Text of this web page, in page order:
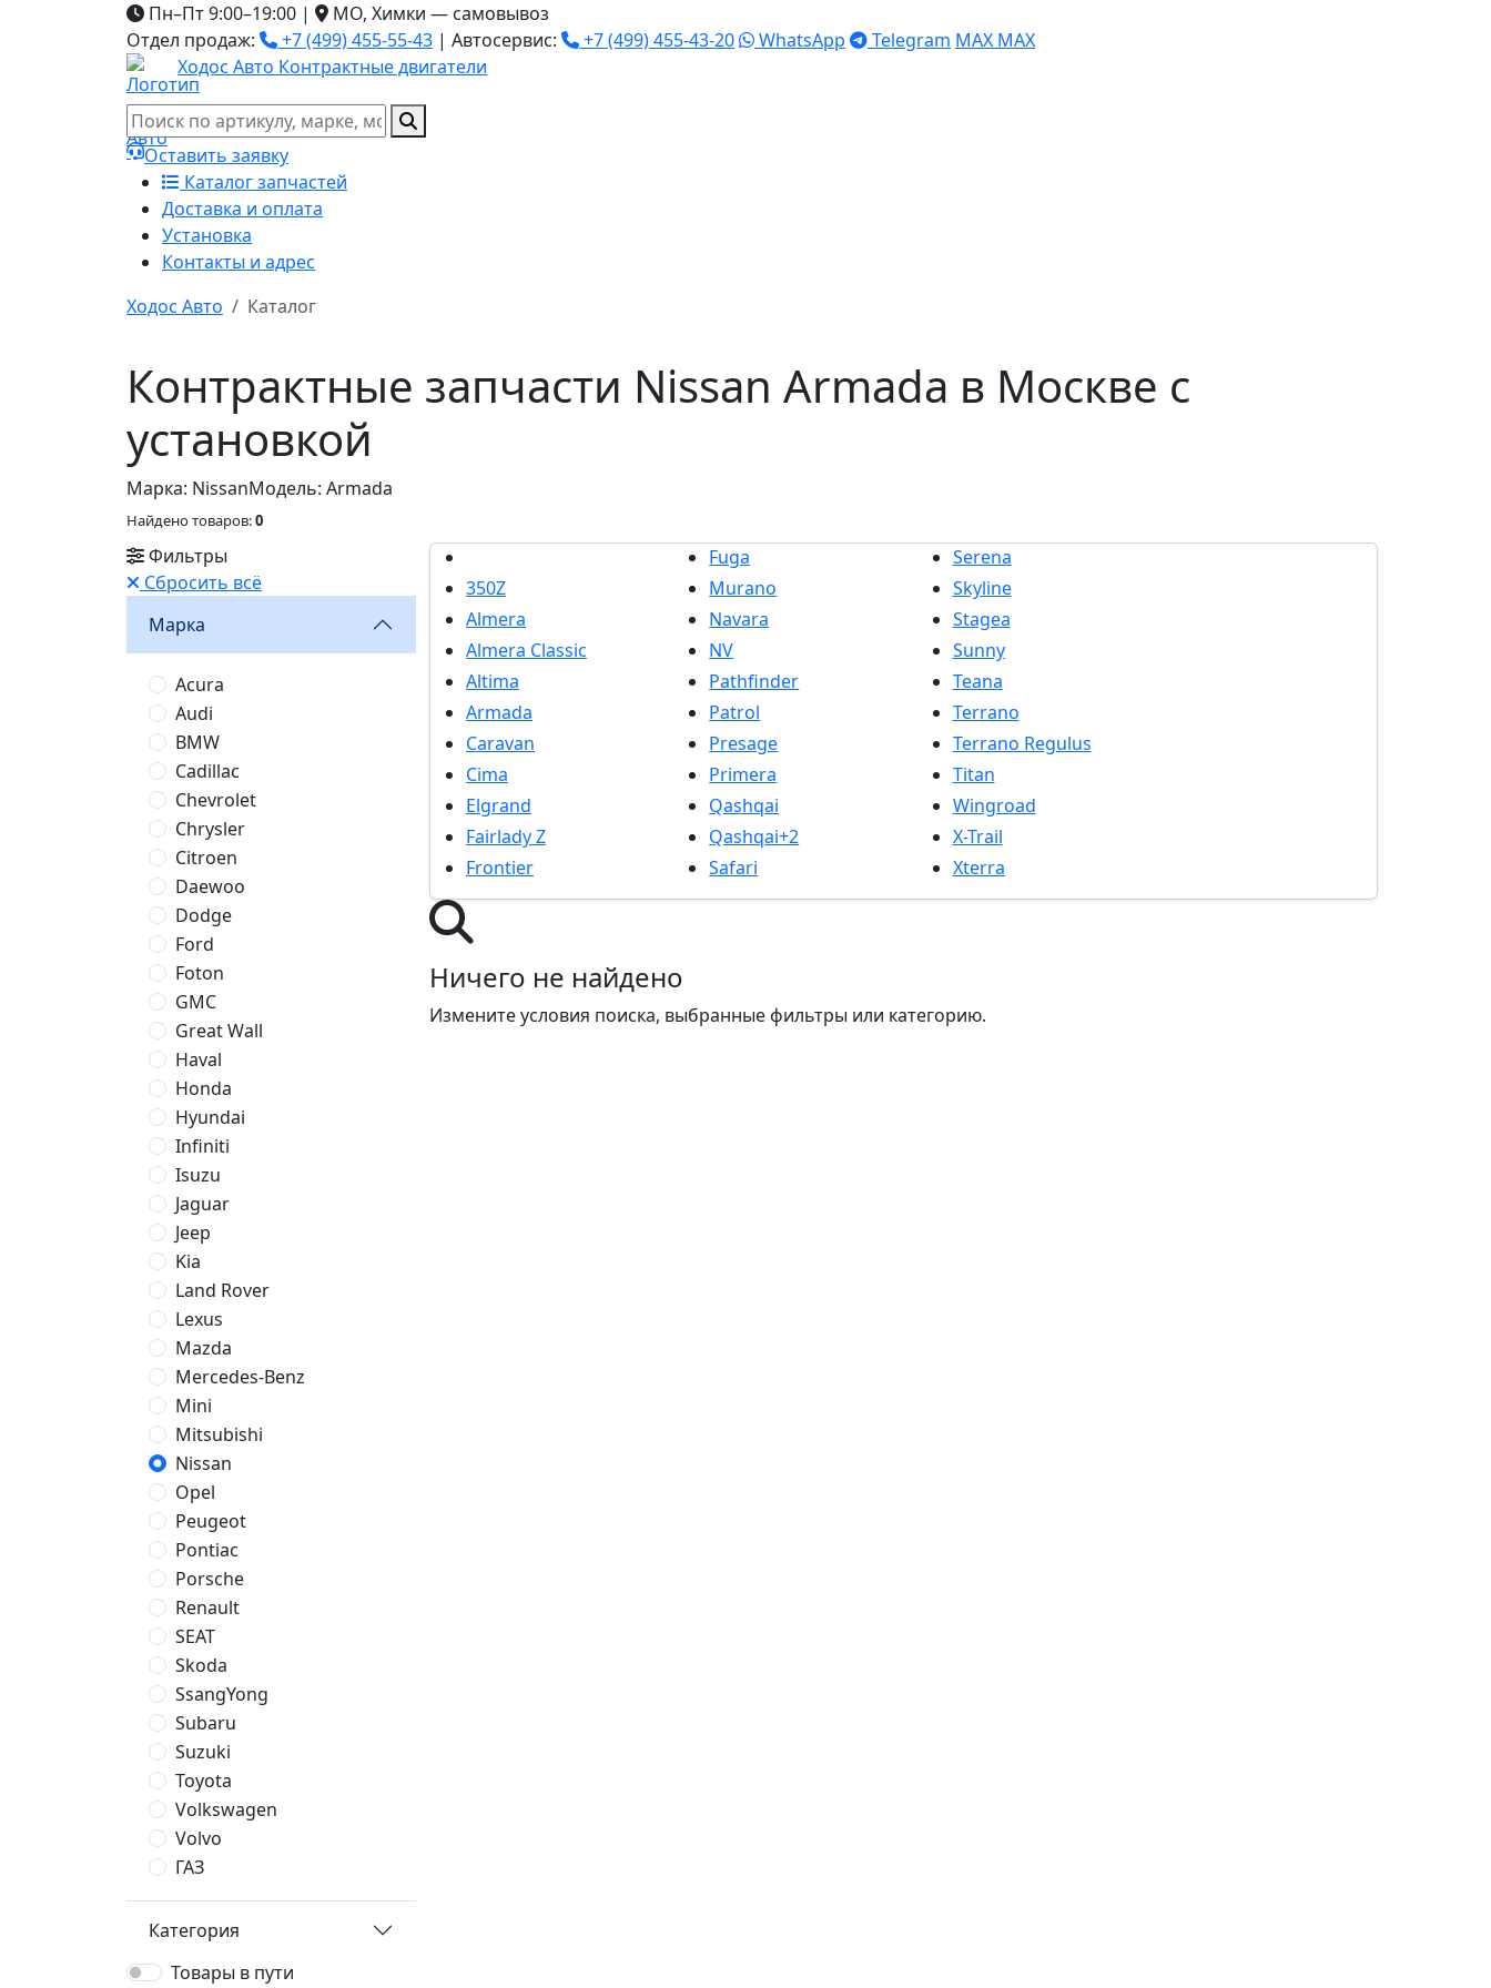
Пн–Пт 9:00–19:00 |
МО, Химки — самовывоз
Отдел продаж:
+7 (499) 455-55-43 | Автосервис: +7 (499) 455-43-20 WhatsApp Telegram MAX MAX
Ходос Авто Контрактные двигатели
Оставить заявку
Каталог запчастей
Доставка и оплата
Установка
Контакты и адрес
Ходос Авто
Каталог
Контрактные запчасти Nissan Armada в Москве с
установкой
Марка: NissanМодель: Armada
Найдено товаров:0
Фильтры
Сбросить всё
Марка
Acura
Audi
BMW
Cadillac
Chevrolet
Chrysler
Citroen
Daewoo
Dodge
Ford
Foton
GMC
Great Wall
Haval
Honda
Hyundai
Infiniti
Isuzu
Jaguar
Jeep
Kia
Land Rover
Lexus
Mazda
Mercedes-Benz
Mini
Mitsubishi
Nissan
Opel
Peugeot
Pontiac
Porsche
Renault
SEAT
Skoda
SsangYong
Subaru
Suzuki
Toyota
Volkswagen
Volvo
ГАЗ
Категория
Товары в пути
350Z
Almera
Almera Classic
Altima
Armada
Caravan
Cima
Elgrand
Fairlady Z
Frontier
Fuga
Murano
Navara
NV
Pathfinder
Patrol
Presage
Primera
Qashqai
Qashqai+2
Safari
Serena
Skyline
Stagea
Sunny
Teana
Terrano
Terrano Regulus
Titan
Wingroad
X-Trail
Xterra
Ничего не найдено
Измените условия поиска, выбранные фильтры или категорию.